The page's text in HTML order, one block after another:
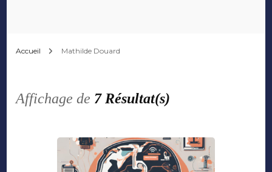
Accueil Mathilde Douard
Affichage de 7 Résultat(s)